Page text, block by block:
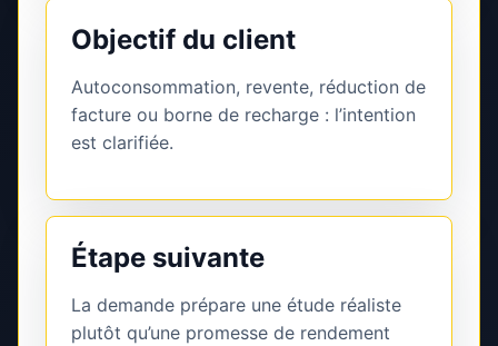
Objectif du client
Autoconsommation, revente, réduction de
facture ou borne de recharge : l’intention
est clarifiée.
Étape suivante
La demande prépare une étude réaliste
plutôt qu’une promesse de rendement